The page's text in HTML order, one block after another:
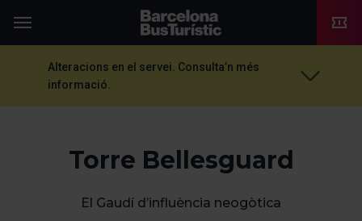
TMB-OCI
Alteracions en el servei. Consulta’n més
informació.
Torre Bellesguard
El Gaudí d’influència neogòtica